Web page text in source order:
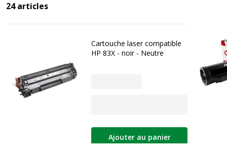
24 articles
Cartouche laser compatible
HP 83X - noir - Neutre
Ajouter au panier